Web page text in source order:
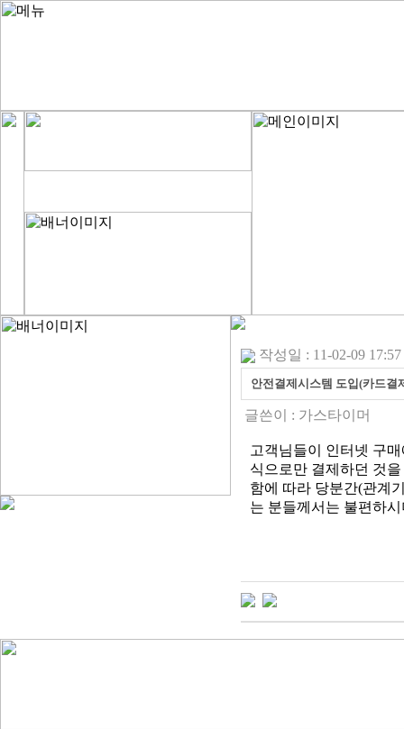
작성일 : 11-02-09 17:57
안전결제시스템 도입(카드결
글쓴이 : 가스타이머
고객님들이 인터넷 구
식으로만 결제하던 것
함에 따라 당분간(관계
는 분들께서는 불편하